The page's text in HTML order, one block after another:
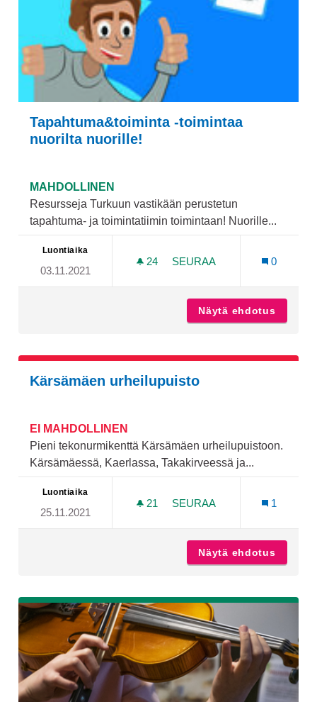
Tapahtuma&toiminta -toimintaa
nuorilta nuorille!
MAHDOLLINEN
Resursseja Turkuun vastikään perustetun
tapahtuma- ja toimintatiimin toimintaan! Nuorille...
Luontiaika
03.11.2021
24 24 SEURAAJAA
SEURAA
0
Näytä ehdotus
Kärsämäen urheilupuisto
EI MAHDOLLINEN
Pieni tekonurmikenttä Kärsämäen urheilupuistoon.
Kärsämäessä, Kaerlassa, Takakirveessä ja...
Luontiaika
25.11.2021
21 21 SEURAAJAA
SEURAA
1
Näytä ehdotus